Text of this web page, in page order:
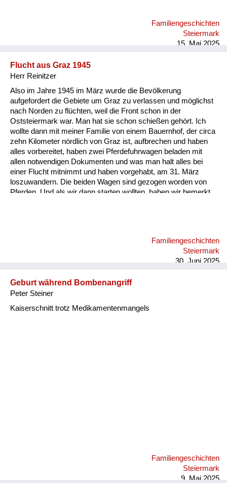
Familiengeschichten
Steiermark
15. Mai 2025
Flucht aus Graz 1945
Herr Reinitzer
Also im Jahre 1945 im März wurde die Bevölkerung
aufgefordert die Gebiete um Graz zu verlassen und möglichst
nach Norden zu flüchten, weil die Front schon in der
Oststeiermark war. Man hat sie schon schießen gehört. Ich
wollte dann mit meiner Familie von einem Bauernhof, der circa
zehn Kilometer nördlich von Graz ist, aufbrechen und haben
alles vorbereitet, haben zwei Pferdefuhrwagen beladen mit
allen notwendigen Dokumenten und was man halt alles bei
einer Flucht mitnimmt und haben vorgehabt, am 31. März
loszuwandern. Die beiden Wagen sind gezogen worden von
Pferden. Und als wir dann starten wollten, haben wir bemerkt,
sind, hat mein Onkel gemerkt, da ist ein anderes Fahrzeug
gewesen mit diesem gestohlenen Pferd. Er ist hingegangen
Familiengeschichten
Steiermark
30. Juni 2025
Geburt während Bombenangriff
Peter Steiner
Kaiserschnitt trotz Medikamentenmangels
Familiengeschichten
Steiermark
9. Mai 2025